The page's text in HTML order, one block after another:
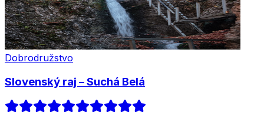
Dobrodružstvo
Slovenský raj – Suchá Belá